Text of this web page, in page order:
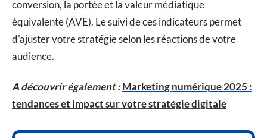
conversion, la portée et la valeur médiatique
équivalente (AVE). Le suivi de ces indicateurs permet
d'ajuster votre stratégie selon les réactions de votre
audience.
A découvrir également :Marketing numérique 2025 :
tendances et impact sur votre stratégie digitale